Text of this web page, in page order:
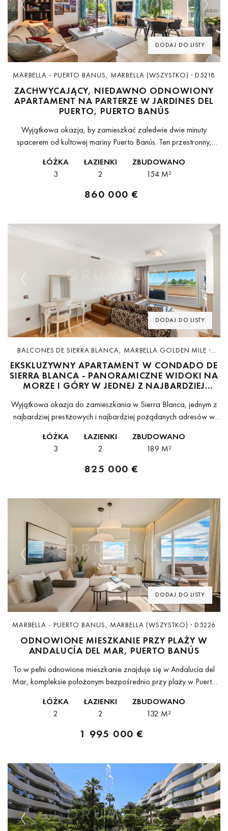
DODAJ DO LISTY
Previous Next
MARBELLA - PUERTO BANUS, MARBELLA (WSZYSTKO) · D5218
ZACHWYCAJĄCY, NIEDAWNO ODNOWIONY
APARTAMENT NA PARTERZE W JARDINES DEL
PUERTO, PUERTO BANÚS
Wyjątkowa okazja, by zamieszkać zaledwie dwie minuty
spacerem od kultowej mariny Puerto Banús. Ten przestronny,
Jardines del Puerto – jednym z najbardziej...
ŁÓŻKA
3
ŁAZIENKI
2
ZBUDOWANO
154 M²
860 000 €
DODAJ DO LISTY
Previous Next
BALCONES DE SIERRA BLANCA, MARBELLA GOLDEN MILE ·
D5212
EKSKLUZYWNY APARTAMENT W CONDADO DE
SIERRA BLANCA - PANORAMICZNE WIDOKI NA
MORZE I GÓRY W JEDNEJ Z NAJBARDZIEJ
Wyjątkowa okazja do zamieszkania w Sierra Blanca, jednym z
najbardziej prestiżowych i najbardziej pożądanych adresów w
de Sierra Blanca, prywatnym, zamkniętym...
ŁÓŻKA
3
ŁAZIENKI
2
ZBUDOWANO
189 M²
825 000 €
DODAJ DO LISTY
Previous Next
MARBELLA - PUERTO BANUS, MARBELLA (WSZYSTKO) · D5226
ODNOWIONE MIESZKANIE PRZY PLAŻY W
ANDALUCÍA DEL MAR, PUERTO BANÚS
To w pełni odnowione mieszkanie znajduje się w Andalucía del
Mar, kompleksie położonym bezpośrednio przy plaży w Puerto
butików oraz infrastruktury mariny....
ŁÓŻKA
2
ŁAZIENKI
2
ZBUDOWANO
132 M²
1 995 000 €
Previous Next